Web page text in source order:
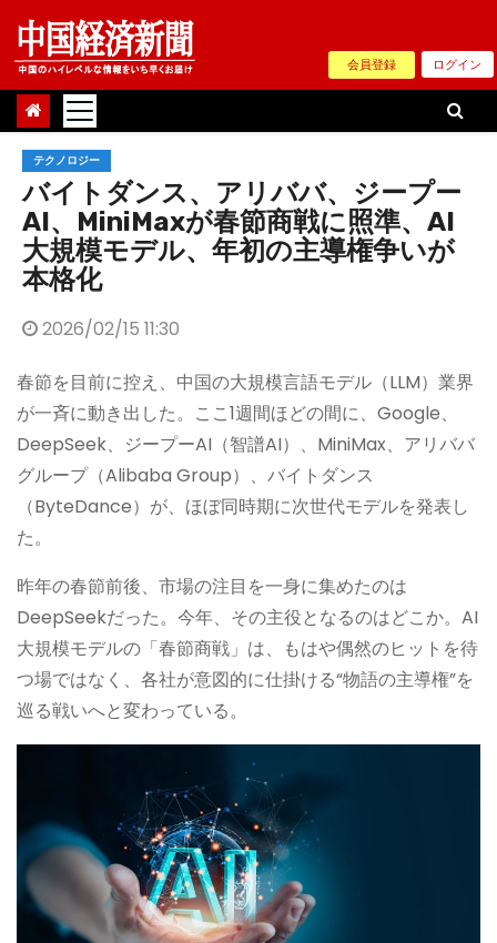
Skip
content
会員登録 ログイン
テクノロジー
バイトダンス、アリババ、ジープー
AI、MiniMaxが春節商戦に照準、AI
大規模モデル、年初の主導権争いが
本格化
2026/02/15 11:30
春節を目前に控え、中国の大規模言語モデル（LLM）業界
が一斉に動き出した。ここ1週間ほどの間に、Google、
DeepSeek、ジープーAI（智譜AI）、MiniMax、アリババ
グループ（Alibaba Group）、バイトダンス
（ByteDance）が、ほぼ同時期に次世代モデルを発表し
た。
昨年の春節前後、市場の注目を一身に集めたのは
DeepSeekだった。今年、その主役となるのはどこか。AI
大規模モデルの「春節商戦」は、もはや偶然のヒットを待
つ場ではなく、各社が意図的に仕掛ける“物語の主導権”を
巡る戦いへと変わっている。